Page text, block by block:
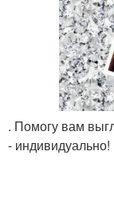
. Помогу вам
- индивидуально!